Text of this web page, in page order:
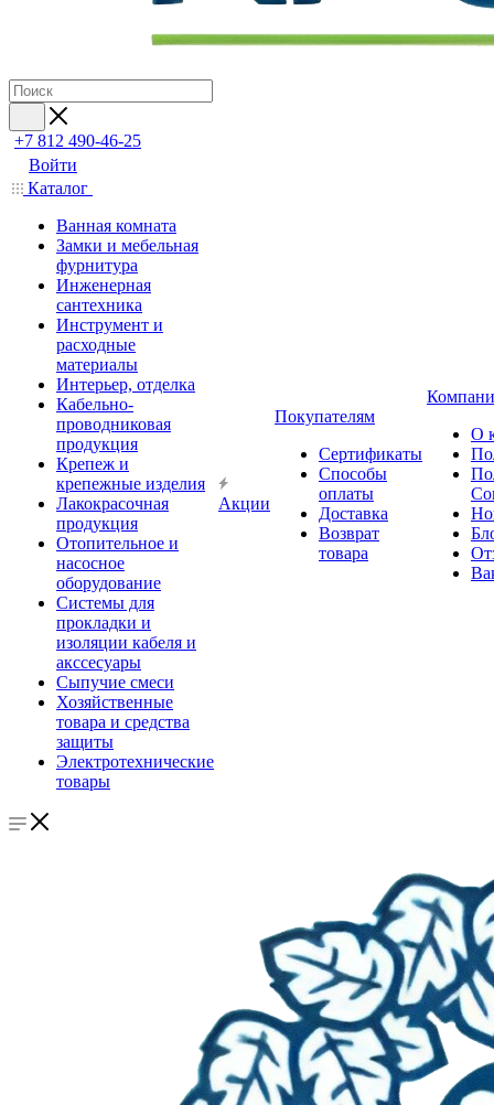
+7 812 490-46-25
Войти
Каталог
Ванная комната
Замки и мебельная
фурнитура
Инженерная
сантехника
Инструмент и
расходные
материалы
Интерьер, отделка
Кабельно-
проводниковая
продукция
Крепеж и
крепежные изделия
Лакокрасочная
продукция
Отопительное и
насосное
оборудование
Системы для
прокладки и
изоляции кабеля и
акссесуары
Сыпучие смеси
Хозяйственные
товара и средства
защиты
Электротехнические
товары
Акции
Покупателям
Сертификаты
Способы
оплаты
Доставка
Возврат
товара
О